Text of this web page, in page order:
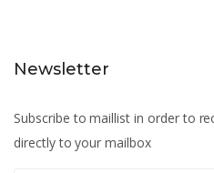
Newsletter
Subscribe to maillist in order to
directly to your mailbox